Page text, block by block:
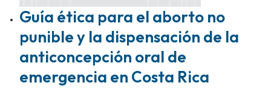
Guía ética para el aborto no
punible y la dispensación de la
anticoncepción oral de
emergencia en Costa Rica